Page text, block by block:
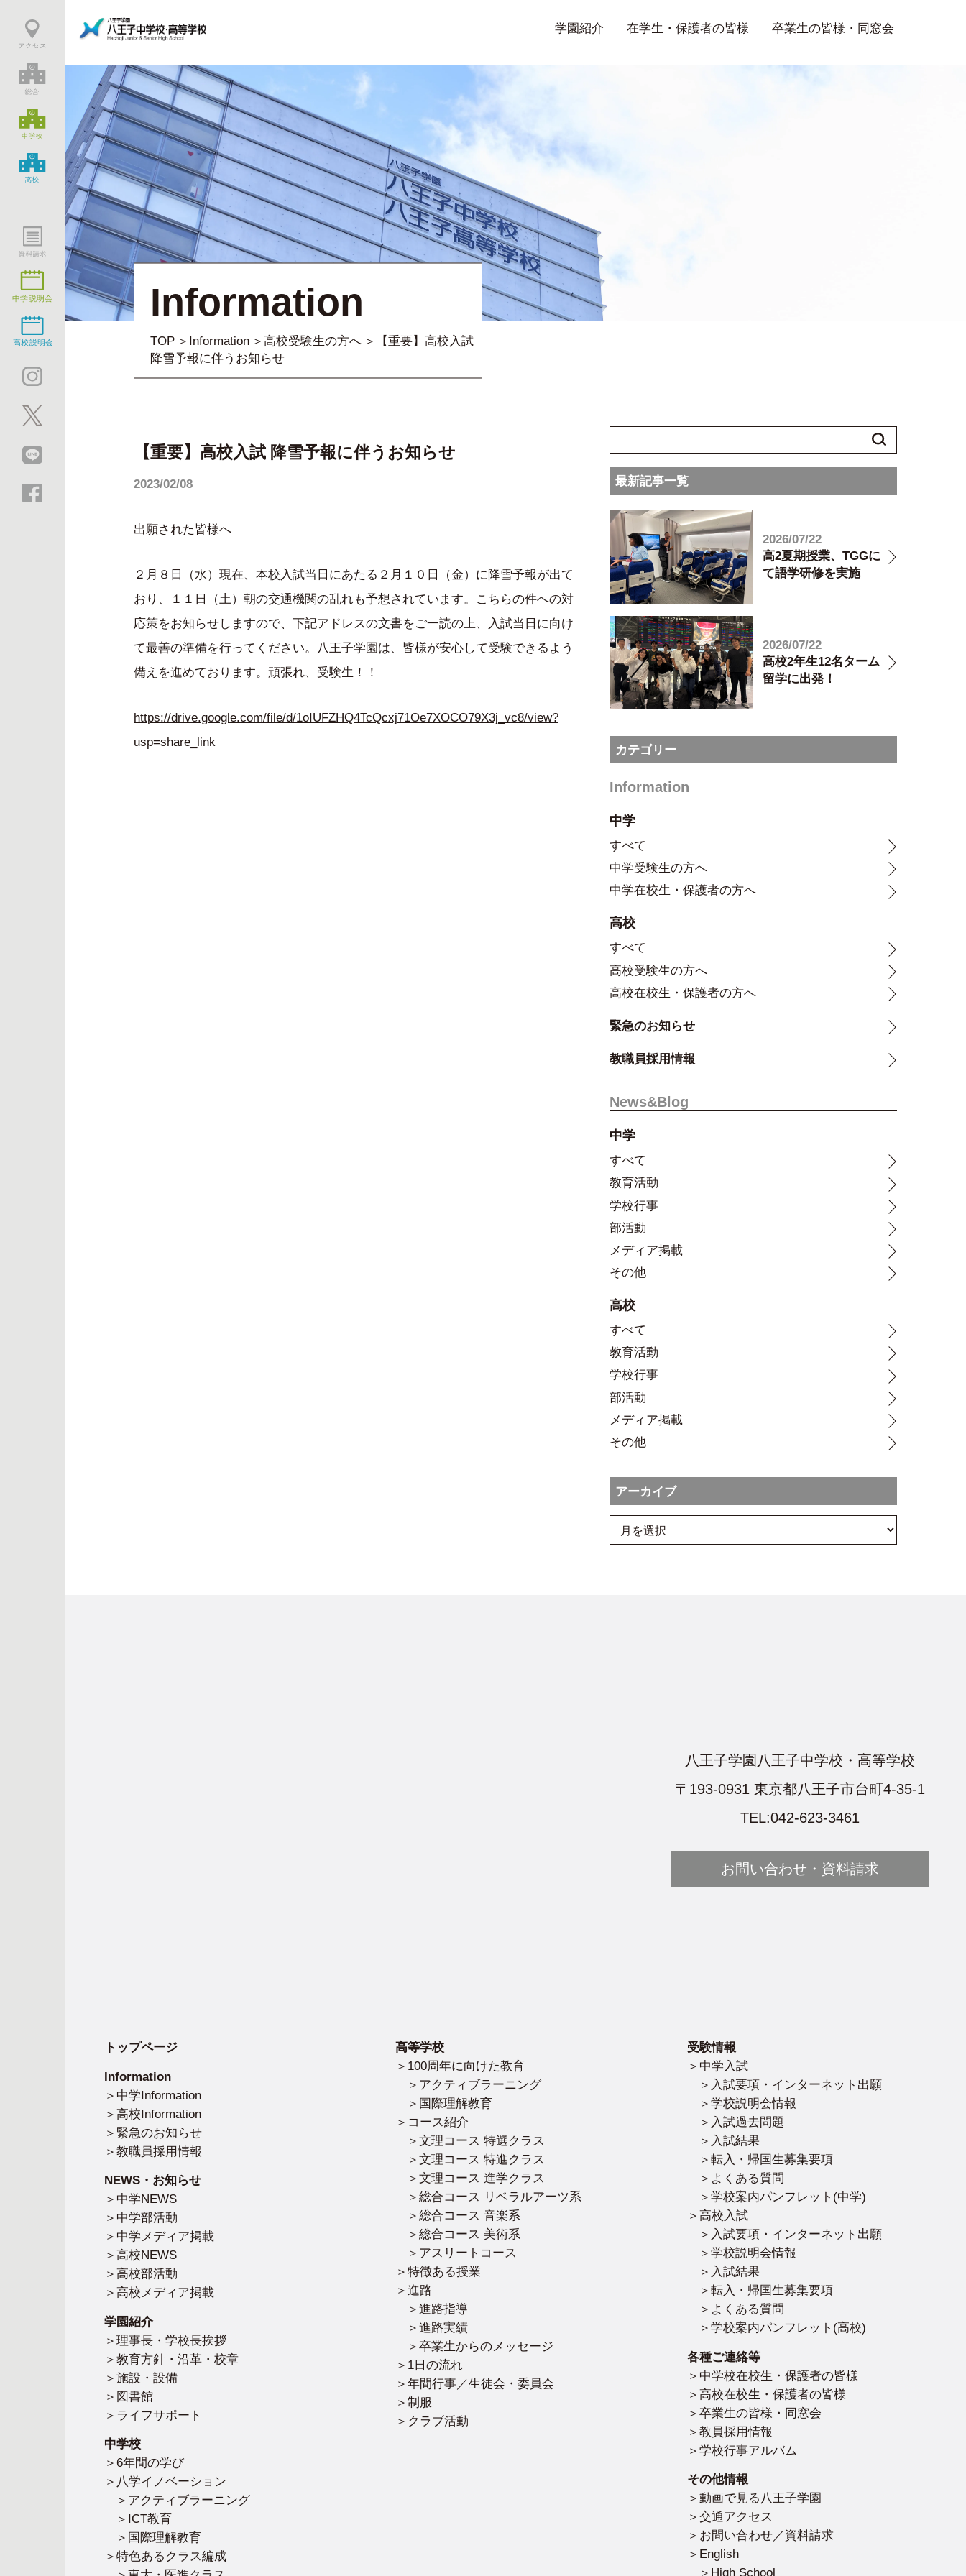
学園紹介 在学生・保護者の皆様 卒業生の皆様・同窓会
Information
TOP Information 高校受験生の方へ
【重要】高校入試
降雪予報に伴うお知らせ
【重要】高校入試 降雪予報に伴うお知らせ
2023/02/08
出願された皆様へ
２月８日（水）現在、本校入試当日にあたる２月１０日（金）に降雪予報が出て
おり、１１日（土）朝の交通機関の乱れも予想されています。こちらの件への対
応策をお知らせしますので、下記アドレスの文書をご一読の上、入試当日に向け
て最善の準備を行ってください。八王子学園は、皆様が安心して受験できるよう
備えを進めております。頑張れ、受験生！！
https://drive.google.com/file/d/1oIUFZHQ4TcQcxj71Oe7XOCO79X3j_vc8/view?
usp=share_link
最新記事一覧
2026/07/22
高2夏期授業、TGGに
て語学研修を実施
2026/07/22
高校2年生12名ターム
留学に出発！
カテゴリー
Information
中学
すべて
中学受験生の方へ
中学在校生・保護者の方へ
高校
すべて
高校受験生の方へ
高校在校生・保護者の方へ
緊急のお知らせ
教職員採用情報
News&Blog
中学
すべて
教育活動
学校行事
部活動
メディア掲載
その他
高校
すべて
教育活動
学校行事
部活動
メディア掲載
その他
アーカイブ
八王子学園八王子中学校・高等学校
〒193-0931 東京都八王子市台町4-35-1
TEL:042-623-3461
お問い合わせ・資料請求
トップページ
Information
中学Information
高校Information
緊急のお知らせ
教職員採用情報
NEWS・お知らせ
中学NEWS
中学部活動
中学メディア掲載
高校NEWS
高校部活動
高校メディア掲載
学園紹介
理事長・学校長挨拶
教育方針・沿革・校章
施設・設備
図書館
ライフサポート
中学校
6年間の学び
八学イノベーション
アクティブラーニング
ICT教育
国際理解教育
特色あるクラス編成
高等学校
100周年に向けた教育
アクティブラーニング
国際理解教育
コース紹介
文理コース 特選クラス
文理コース 特進クラス
文理コース 進学クラス
総合コース リベラルアーツ系
総合コース 音楽系
総合コース 美術系
アスリートコース
特徴ある授業
進路
進路指導
進路実績
卒業生からのメッセージ
1日の流れ
年間行事／生徒会・委員会
制服
クラブ活動
受験情報
中学入試
入試要項・インターネット出願
学校説明会情報
入試過去問題
入試結果
転入・帰国生募集要項
よくある質問
学校案内パンフレット(中学)
高校入試
入試要項・インターネット出願
学校説明会情報
入試結果
転入・帰国生募集要項
よくある質問
学校案内パンフレット(高校)
各種ご連絡等
中学校在校生・保護者の皆様
高校在校生・保護者の皆様
卒業生の皆様・同窓会
教員採用情報
学校行事アルバム
その他情報
動画で見る八王子学園
交通アクセス
お問い合わせ／資料請求
English
High School